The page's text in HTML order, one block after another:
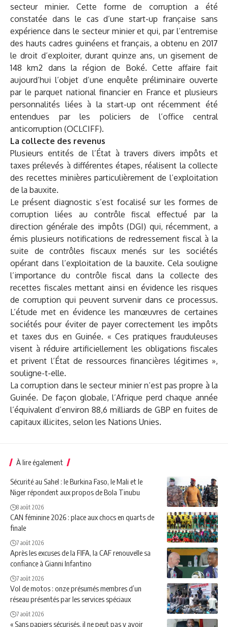
secteur minier. Cette forme de corruption a été
constatée dans le cas d’une start-up française sans
expérience dans le secteur minier et qui, par l’entremise
des hauts cadres guinéens et français, a obtenu en 2017
le droit d’exploiter, durant quinze ans, un gisement de
148 km2 dans la région de Boké. Cette affaire fait
aujourd’hui l’objet d’une enquête préliminaire ouverte
par le parquet national financier en France et plusieurs
personnalités liées à la start-up ont récemment été
entendues par les policiers de l’office central
anticorruption (OCLCIFF).
La collecte des revenus
Plusieurs entités de l’État à travers divers impôts et
taxes prélevés à différentes étapes, réalisent la collecte
des recettes minières particulièrement de l’exploitation
de la bauxite.
Le présent diagnostic s’est focalisé sur les formes de
corruption liées au contrôle fiscal effectué par la
direction générale des impôts (DGI) qui, récemment, a
émis plusieurs notifications de redressement fiscal à la
suite de contrôles fiscaux menés sur les sociétés
opérant dans l’exploitation de la bauxite. Cela souligne
l’importance du contrôle fiscal dans la collecte des
recettes fiscales mettant ainsi en évidence les risques
de corruption qui peuvent survenir dans ce processus.
L’étude met en évidence les manœuvres de certaines
sociétés pour éviter de payer correctement les impôts
et taxes dus en Guinée. « Ces pratiques frauduleuses
visent à réduire artificiellement les obligations fiscales
et privent l’État de ressources financières légitimes »,
souligne-t-elle.
La corruption dans le secteur minier n’est pas propre à la
Guinée. De façon globale, l’Afrique perd chaque année
l’équivalent d’environ 88,6 milliards de GBP en fuites de
capitaux illicites, selon les Nations Unies.
À lire également
Sécurité au Sahel : le Burkina Faso, le Mali et le
Niger répondent aux propos de Bola Tinubu
8 août 2026
CAN féminine 2026 : place aux chocs en quarts de
finale
7 août 2026
Après les excuses de la FIFA, la CAF renouvelle sa
confiance à Gianni Infantino
7 août 2026
Vol de motos : onze présumés membres d’un
réseau présentés par les services spéciaux
7 août 2026
« Sans papiers sécurisés, il ne peut pas y avoir